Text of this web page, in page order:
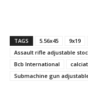
TAGS 5.56x45 9x19
Assault rifle adjustable
Bcb International
Submachine gun